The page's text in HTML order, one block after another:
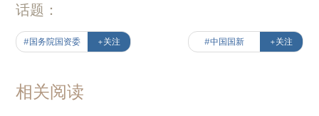
话题：
#国务院国资委 +关注 #中国国新 +关注
相关阅读